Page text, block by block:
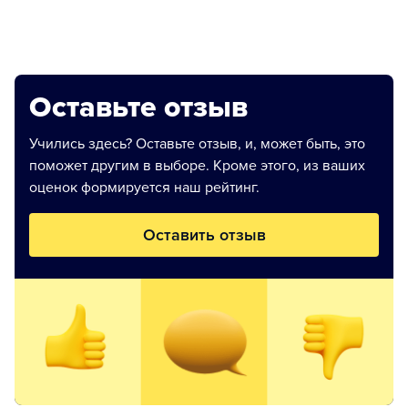
Оставьте отзыв
Учились здесь? Оставьте отзыв, и, может быть, это
поможет другим в выборе. Кроме этого, из ваших
оценок формируется наш рейтинг.
Оставить отзыв